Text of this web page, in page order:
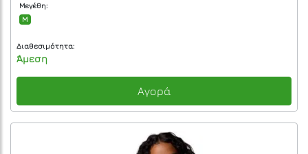
Μεγέθη:
M
Διαθεσιμότητα:
Άμεση
Αγορά